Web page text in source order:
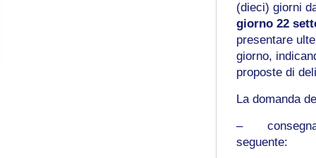
(dieci) giorni
giorno 22
presentare
giorno,
proposte di
La domanda
– consegna,
seguente: